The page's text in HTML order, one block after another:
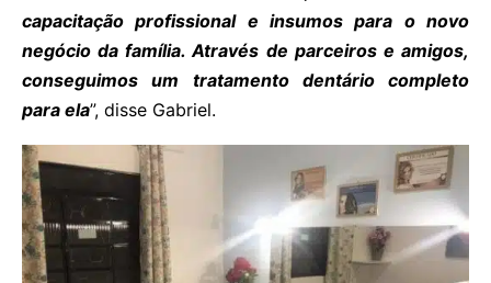
capacitação profissional e insumos para o novo
negócio da família. Através de parceiros e amigos,
conseguimos um tratamento dentário completo
para ela”, disse Gabriel.